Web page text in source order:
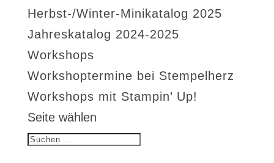
Herbst-/Winter-Minikatalog 2025
Jahreskatalog 2024-2025
Workshops
Workshoptermine bei Stempelherz
Workshops mit Stampin’ Up!
Seite wählen